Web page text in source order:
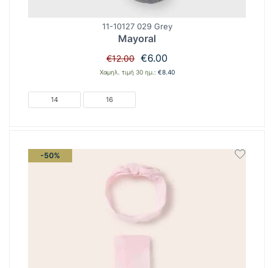
11-10127 029 Grey
Mayoral
€12.00 Original
price
€6.00
τρέχουσα
Χαμηλ. τιμή 30 ημ.: €8.40
14 16
-50%